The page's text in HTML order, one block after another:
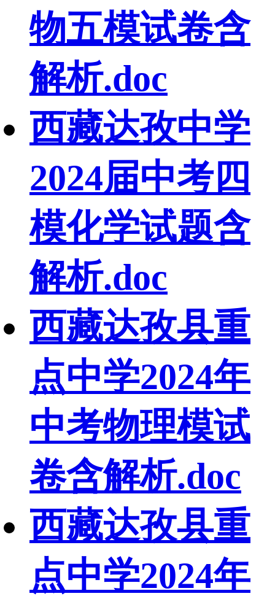
物五模试卷含
解析.doc
西藏达孜中学
2024届中考四
模化学试题含
解析.doc
西藏达孜县重
点中学2024年
中考物理模试
卷含解析.doc
西藏达孜县重
点中学2024年